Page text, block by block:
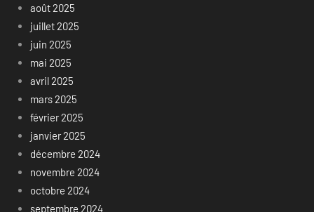
août 2025
juillet 2025
juin 2025
mai 2025
avril 2025
mars 2025
février 2025
janvier 2025
décembre 2024
novembre 2024
octobre 2024
septembre 2024